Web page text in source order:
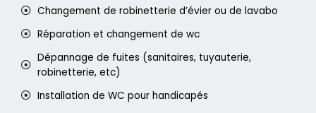
Changement de robinetterie d’évier ou de lavabo
Réparation et changement de wc
Dépannage de fuites (sanitaires, tuyauterie,
robinetterie, etc)
Installation de WC pour handicapés